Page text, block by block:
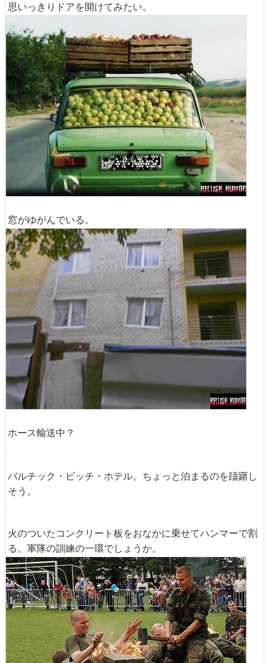
思いっきりドアを開けてみたい。
窓がゆがんでいる。
ホース輸送中？
バルチック・ビッチ・ホテル。ちょっと泊まるのを躊躇し
そう。